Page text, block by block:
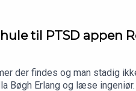
til PTSD appen
der findes og man stadig
Erlang og læse